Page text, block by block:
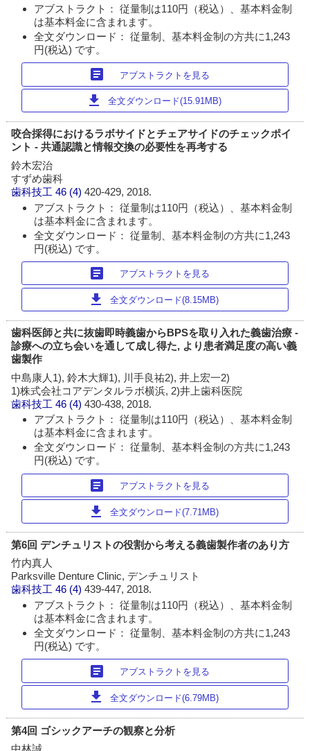
アブストラクト： 従量制は110円（税込）、基本料金制
は基本料金に含まれます。
全文ダウンロード： 従量制、基本料金制の方共に1,243
円(税込) です。
article アブストラクトを見る
download 全文ダウンロード(15.91MB)
咬合採得におけるラボサイドとチェアサイドのチェックポイ
ント - 共通認識と情報交換の必要性を再考する
鈴木宏治
すずめ歯科
歯科技工 46 (4)420-429, 2018.
アブストラクト： 従量制は110円（税込）、基本料金制
は基本料金に含まれます。
全文ダウンロード： 従量制、基本料金制の方共に1,243
円(税込) です。
article アブストラクトを見る
download 全文ダウンロード(8.15MB)
歯科医師と共に抜歯即時義歯からBPSを取り入れた義歯治療 -
診療への立ち会いを通して成し得た, より患者満足度の高い義
歯製作
中島康人1), 鈴木大輝1), 川手良祐2), 井上宏一2)
1)株式会社コアデンタルラボ横浜, 2)井上歯科医院
歯科技工 46 (4)430-438, 2018.
アブストラクト： 従量制は110円（税込）、基本料金制
は基本料金に含まれます。
全文ダウンロード： 従量制、基本料金制の方共に1,243
円(税込) です。
article アブストラクトを見る
download 全文ダウンロード(7.71MB)
第6回 デンチュリストの役割から考える義歯製作者のあり方
竹内真人
Parksville Denture Clinic, デンチュリスト
歯科技工 46 (4)439-447, 2018.
アブストラクト： 従量制は110円（税込）、基本料金制
は基本料金に含まれます。
全文ダウンロード： 従量制、基本料金制の方共に1,243
円(税込) です。
article アブストラクトを見る
download 全文ダウンロード(6.79MB)
第4回 ゴシックアーチの観察と分析